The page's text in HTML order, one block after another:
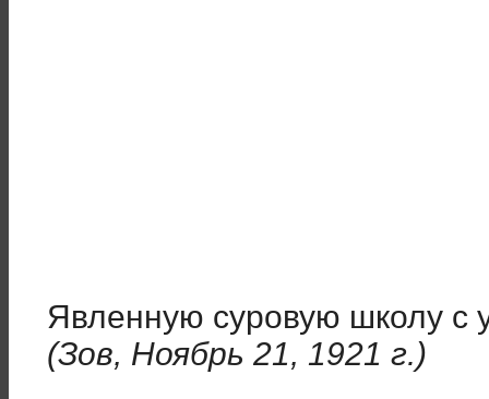
Явленную суровую школу с
(Зов, Ноябрь 21, 1921 г.)